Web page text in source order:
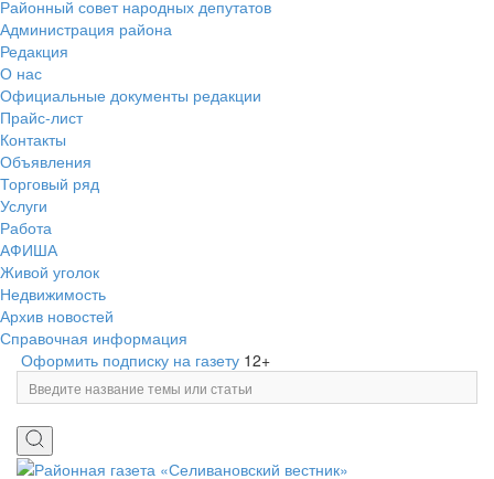
Районный совет народных депутатов
Администрация района
Редакция
О нас
Официальные документы редакции
Прайс-лист
Контакты
Объявления
Торговый ряд
Услуги
Работа
АФИША
Живой уголок
Недвижимость
Архив новостей
Справочная информация
Оформить подписку на газету 12+